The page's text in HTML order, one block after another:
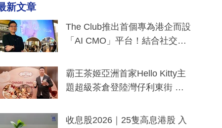
新文章
The Club推出首個專為港企而設
「AI CMO」平台！結合社交聆
分鐘生成「貼地」宣傳短片
霸王茶姬亞洲首家Hello Kitty主
題超級茶倉登陸灣仔利東街 推
y及香港限定特調系列
收息股2026｜25隻高息港股 入